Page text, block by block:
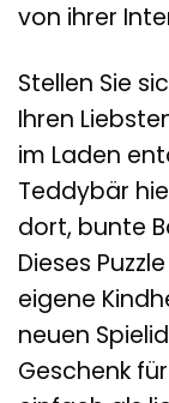
von ihrer
Stellen Sie
Ihren
im Laden
Teddybär
dort, bunte
Dieses
eigene
neuen
Geschenk